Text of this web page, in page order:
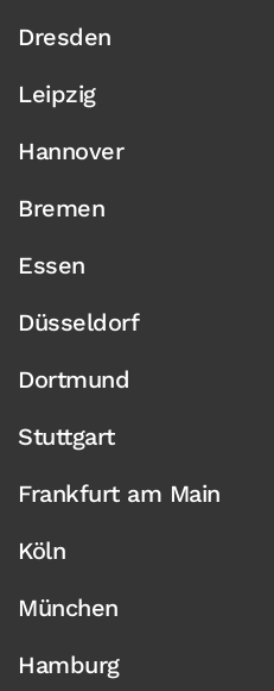
Dresden
Leipzig
Hannover
Bremen
Essen
Düsseldorf
Dortmund
Stuttgart
Frankfurt am Main
Köln
München
Hamburg